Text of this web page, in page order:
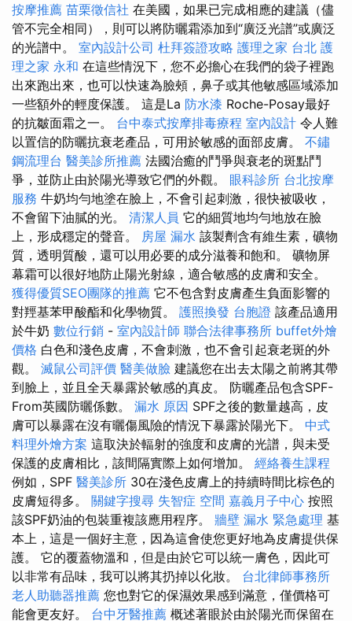
按摩推薦 苗栗徵信社 在美國，如果已完成相應的建議（儘
管不完全相同），則可以將防曬霜添加到“廣泛光譜”或廣泛
的光譜中。 室內設計公司 杜拜簽證攻略 護理之家 台北 護
理之家 永和 在這些情況下，您不必擔心在我們的袋子裡跑
出來跑出來，也可以快速為臉頰，鼻子或其他敏感區域添加
一些額外的輕度保護。 這是La 防水漆 Roche-Posay最好
的抗皺面霜之一。 台中泰式按摩排毒療程 室內設計 令人難
以置信的防曬抗衰老產品，可用於敏感的面部皮膚。 不鏽
鋼流理台 醫美診所推薦 法國治癒的鬥爭與衰老的斑點鬥
爭，並防止由於陽光導致它們的外觀。 眼科診所 台北按摩
服務 牛奶均勻地塗在臉上，不會引起刺激，很快被吸收，
不會留下油膩的光。 清潔人員 它的細質地均勻地放在臉
上，形成穩定的聲音。 房屋 漏水 該製劑含有維生素，礦物
質，透明質酸，還可以用必要的成分滋養和飽和。 礦物屏
幕霜可以很好地防止陽光射線，適合敏感的皮膚和安全。
獲得優質SEO團隊的推薦 它不包含對皮膚產生負面影響的
對羥基苯甲酸酯和化學物質。 護照換發 台胞證 該產品適用
於牛奶 數位行銷 - 室內設計師 聯合法律事務所 buffet外燴
價格 白色和淺色皮膚，不會刺激，也不會引起衰老斑的外
觀。 滅鼠公司評價 醫美做臉 建議您在出去太陽之前將其帶
到臉上，並且全天暴露於敏感的真皮。 防曬產品包含SPF-
From英國防曬係數。 漏水 原因 SPF之後的數量越高，皮
膚可以暴露在沒有曬傷風險的情況下暴露於陽光下。 中式
料理外燴方案 這取決於輻射的強度和皮膚的光譜，與未受
保護的皮膚相比，該間隔實際上如何增加。 經絡養生課程
例如，SPF 醫美診所 30在淺色皮膚上的持續時間比棕色的
皮膚短得多。 關鍵字搜尋 失智症 空間 嘉義月子中心 按照
該SPF奶油的包裝重複該應用程序。 牆壁 漏水 緊急處理 基
本上，這是一個好主意，因為這會使您更好地為皮膚提供保
護。 它的覆蓋物溫和，但是由於它可以統一膚色，因此可
以非常有品味，我可以將其扔掉以化妝。 台北律師事務所
老人助聽器推薦 您也對它的保濕效果感到滿意，僅價格可
能會更友好。 台中牙醫推薦 概述著眼於由於陽光而保留在